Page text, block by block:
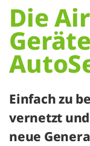
Die
Einfach zu
vernetzt
neue